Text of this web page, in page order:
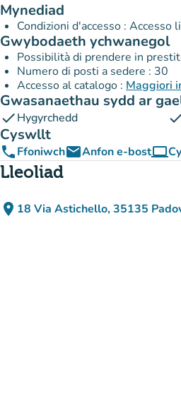
Mynediad
Condizioni d'accesso : Accesso
Gwybodaeth ychwanegol
Possibilità di prendere in
Numero di posti a sedere : 30
Accesso al catalogo : Maggiori
Gwasanaethau sydd ar
checkHygyrchedd
Cyswllt
phoneFfoniwchemailAnfon e-bostcomputer
Lleoliad
place 18 Via Astichello, 35135
(agor yn
(tab